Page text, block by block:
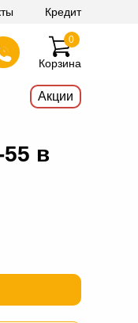
Кредит
Корзина
0
Акции
в